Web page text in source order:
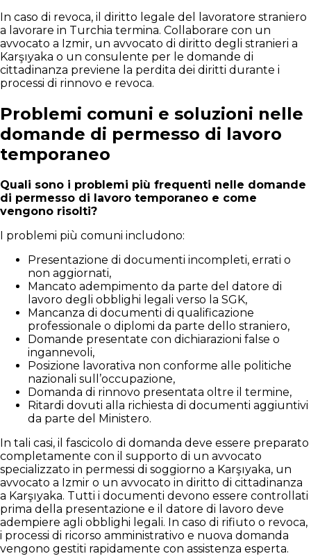
In caso di revoca, il diritto legale del lavoratore straniero
a lavorare in Turchia termina. Collaborare con un
avvocato a Izmir, un avvocato di diritto degli stranieri a
Karşıyaka o un consulente per le domande di
cittadinanza previene la perdita dei diritti durante i
processi di rinnovo e revoca.
Problemi comuni e soluzioni nelle
domande di permesso di lavoro
temporaneo
Quali sono i problemi più frequenti nelle domande
di permesso di lavoro temporaneo e come
vengono risolti?
I problemi più comuni includono:
Presentazione di documenti incompleti, errati o
non aggiornati,
Mancato adempimento da parte del datore di
lavoro degli obblighi legali verso la SGK,
Mancanza di documenti di qualificazione
professionale o diplomi da parte dello straniero,
Domande presentate con dichiarazioni false o
ingannevoli,
Posizione lavorativa non conforme alle politiche
nazionali sull’occupazione,
Domanda di rinnovo presentata oltre il termine,
Ritardi dovuti alla richiesta di documenti aggiuntivi
da parte del Ministero.
In tali casi, il fascicolo di domanda deve essere preparato
completamente con il supporto di un avvocato
specializzato in permessi di soggiorno a Karşıyaka, un
avvocato a Izmir o un avvocato in diritto di cittadinanza
a Karşıyaka. Tutti i documenti devono essere controllati
prima della presentazione e il datore di lavoro deve
adempiere agli obblighi legali. In caso di rifiuto o revoca,
i processi di ricorso amministrativo e nuova domanda
vengono gestiti rapidamente con assistenza esperta.